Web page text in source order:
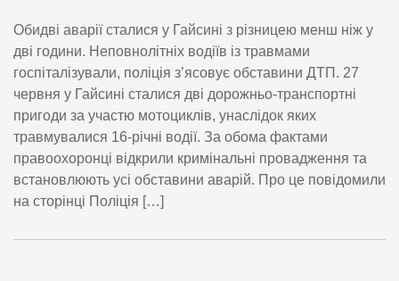
Обидві аварії сталися у Гайсині з різницею менш ніж у
дві години. Неповнолітніх водіїв із травмами
госпіталізували, поліція з’ясовує обставини ДТП. 27
червня у Гайсині сталися дві дорожньо-транспортні
пригоди за участю мотоциклів, унаслідок яких
травмувалися 16-річні водії. За обома фактами
правоохоронці відкрили кримінальні провадження та
встановлюють усі обставини аварій. Про це повідомили
на сторінці Поліція […]